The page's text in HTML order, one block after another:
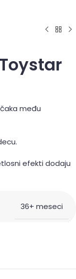
među
efekti dodaju
36+ meseci